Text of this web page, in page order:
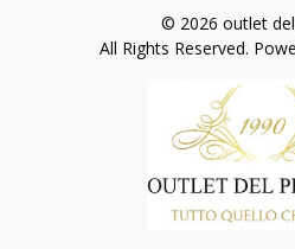
© 2026 outlet
All Rights Reserved.